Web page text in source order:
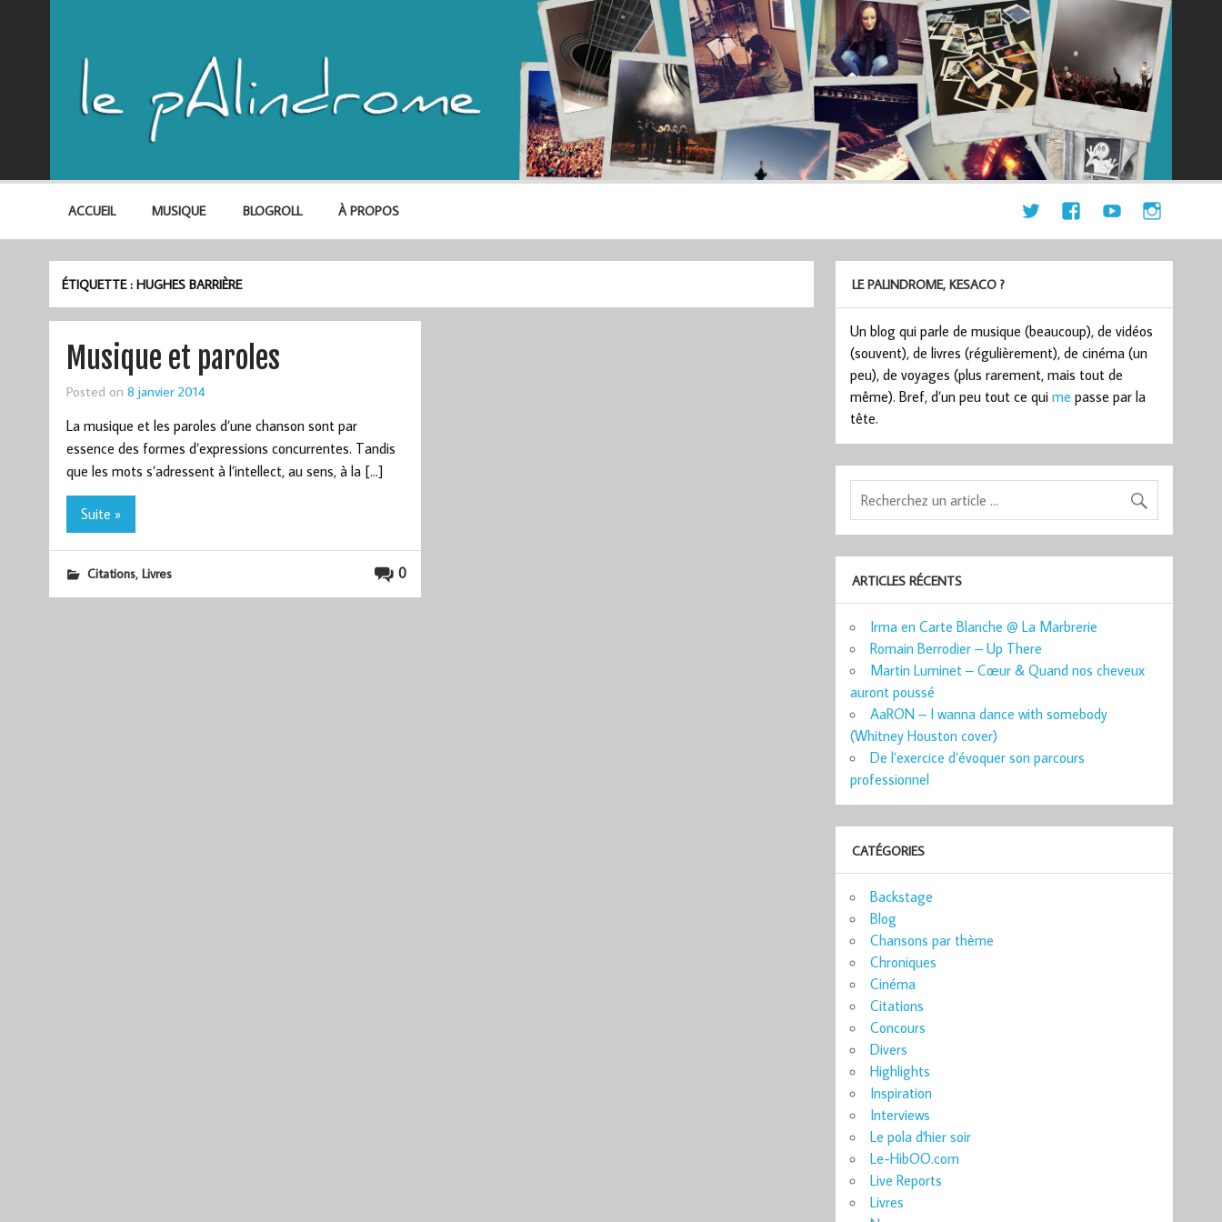
ACCUEIL MUSIQUE BLOGROLL À PROPOS
ÉTIQUETTE :HUGHES BARRIÈRE
Musique et paroles
Posted on 8 janvier 2014
La musique et les paroles d’une chanson sont par
essence des formes d’expressions concurrentes. Tandis
que les mots s’adressent à l’intellect, au sens, à la […]
Suite »
0
Citations, Livres
LE PALINDROME, KESACO ?
Un blog qui parle de musique (beaucoup), de vidéos
(souvent), de livres (régulièrement), de cinéma (un
peu), de voyages (plus rarement, mais tout de
même). Bref, d’un peu tout ce quime passe par la
tête.
ARTICLES RÉCENTS
Irma en Carte Blanche @ La Marbrerie
Romain Berrodier – Up There
Martin Luminet – Cœur & Quand nos cheveux
auront poussé
AaRON – I wanna dance with somebody
(Whitney Houston cover)
De l’exercice d’évoquer son parcours
professionnel
CATÉGORIES
Backstage
Blog
Chansons par thème
Chroniques
Cinéma
Citations
Concours
Divers
Highlights
Inspiration
Interviews
Le pola d'hier soir
Le-HibOO.com
Live Reports
Livres